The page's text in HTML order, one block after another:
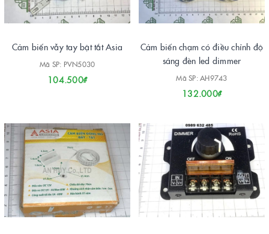
Cảm biến vẫy tay bật tắt Asia
Mã SP: PVN5030
104.500₫
Cảm biến chạm có điều chỉnh độ
sáng đèn led dimmer
Mã SP: AH9743
132.000₫